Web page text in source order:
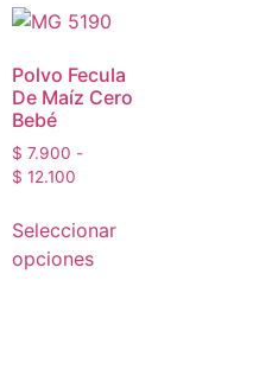
Polvo Fecula
De Maíz Cero
Bebé
$ 7.900 -
$ 12.100
Seleccionar
opciones